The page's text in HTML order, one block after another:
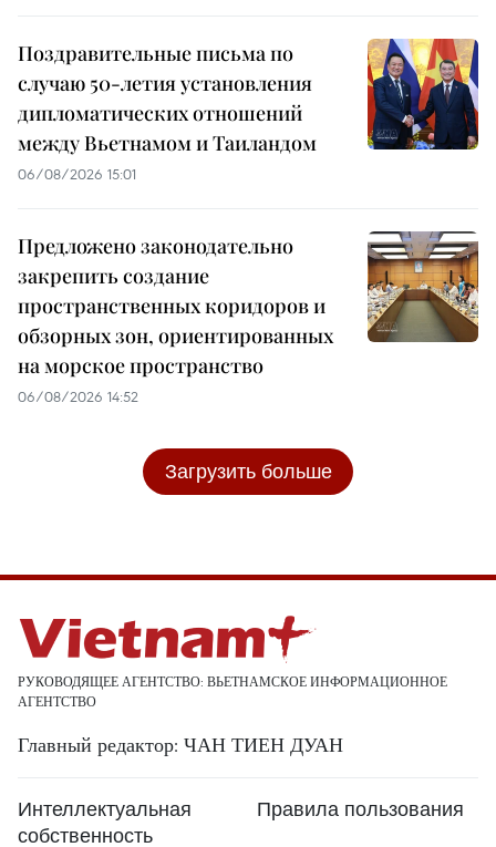
Поздравительные письма по
случаю 50-летия установления
дипломатических отношений
между Вьетнамом и Таиландом
06/08/2026 15:01
Предложено законодательно
закрепить создание
пространственных коридоров и
обзорных зон, ориентированных
на морское пространство
06/08/2026 14:52
Загрузить больше
РУКОВОДЯЩЕЕ АГЕНТСТВО: ВЬЕТНАМСКОЕ ИНФОРМАЦИОННОЕ
АГЕНТСТВО
Главный редактор: ЧАН ТИЕН ДУАН
Интеллектуальная
собственность
Правила пользования